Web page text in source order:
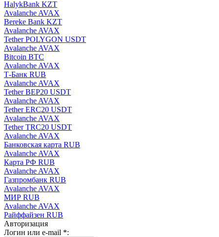
HalykBank KZT
Avalanche AVAX
Bereke Bank KZT
Avalanche AVAX
Tether POLYGON USDT
Avalanche AVAX
Bitcoin BTC
Avalanche AVAX
Т-Банк RUB
Avalanche AVAX
Tether BEP20 USDT
Avalanche AVAX
Tether ERC20 USDT
Avalanche AVAX
Tether TRC20 USDT
Avalanche AVAX
Банковская карта RUB
Avalanche AVAX
Карта РФ RUB
Avalanche AVAX
Газпромбанк RUB
Avalanche AVAX
МИР RUB
Avalanche AVAX
Райффайзен RUB
Авторизация
Логин или e-mail *: